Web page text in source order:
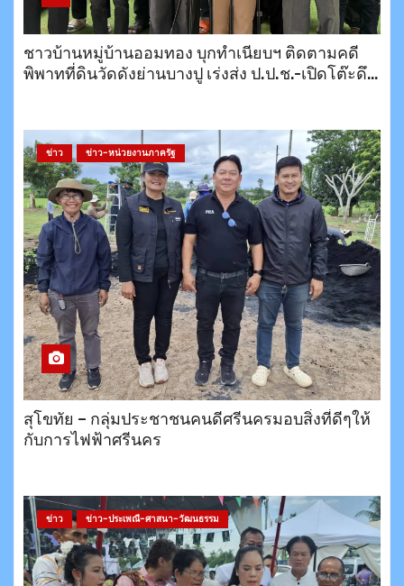
ชาวบ้านหมู่บ้านออมทอง บุกทำเนียบฯ ติดตามคดี
พิพาทที่ดินวัดดังย่านบางปู เร่งส่ง ป.ป.ช.-เปิดโต๊ะดึง
ข่าว ข่าว-หน่วยงานภาครัฐ
สุโขทัย – กลุ่มประชาชนคนดีศรีนครมอบสิ่งที่ดีๆให้
กับการไฟฟ้าศรีนคร
ข่าว ข่าว-ประเพณี-ศาสนา-วัฒนธรรม